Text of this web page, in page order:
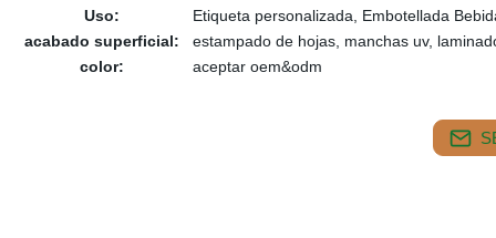
Uso:
Etiqueta personalizada, Embotellada
acabado superficial:
estampado de hojas, manchas uv,
color:
aceptar oem&odm